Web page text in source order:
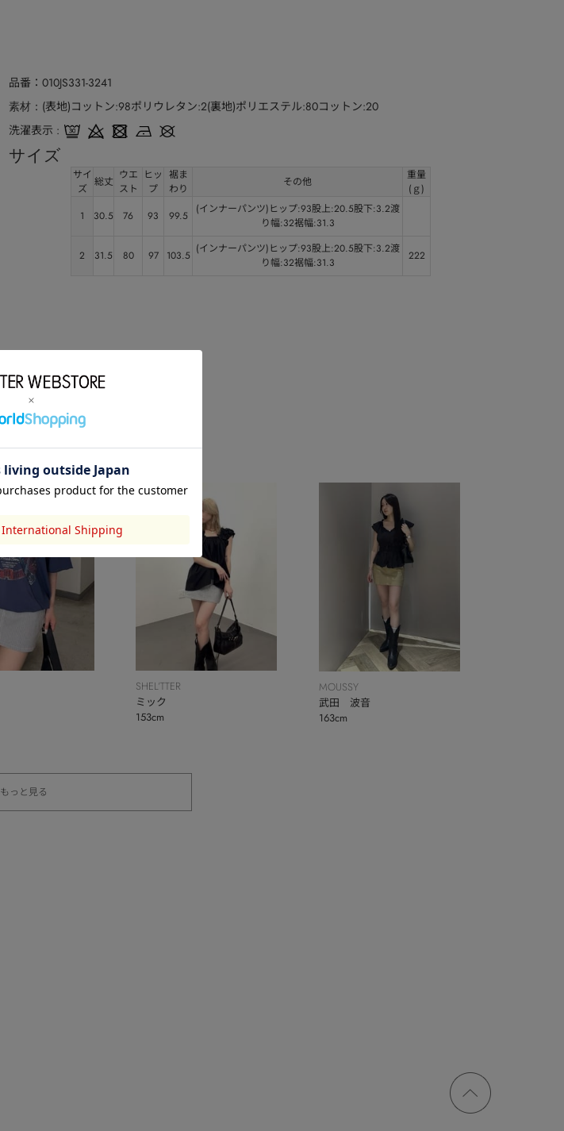
品番 010JS331-3241
素材
(表地)コットン:98ポリウレタン:2(裏地)ポリエステル:80コットン:20
洗濯表示
サイズ
サイ
ズ 総丈 ウエ
スト
ヒッ
プ
裾ま
わり
その他
重量
(ｇ)
1
30.5 76 93 99.5
(インナーパンツ)ヒップ:93股上:20.5股下:3.2渡
り幅:32裾幅:31.3
2 31.5 80 97 103.5 (インナーパンツ)ヒップ:93股上:20.5股下:3.2渡
り幅:32裾幅:31.3
222
SHEL’TTER
ミック
153cm
MOUSSY
武田 波音
163cm
もっと見る
ページ
トップ